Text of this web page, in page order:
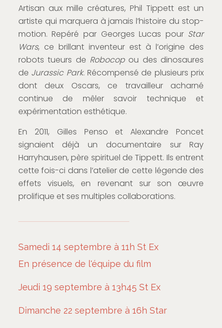
Artisan aux mille créatures, Phil Tippett est un
artiste qui marquera à jamais l’histoire du stop-
motion. Repéré par Georges Lucas pour Star
Wars, ce brillant inventeur est à l’origine des
robots tueurs de Robocop ou des dinosaures
de Jurassic Park. Récompensé de plusieurs prix
dont deux Oscars, ce travailleur acharné
continue de mêler savoir technique et
expérimentation esthétique.
En 2011, Gilles Penso et Alexandre Poncet
signaient déjà un documentaire sur Ray
Harryhausen, père spirituel de Tippett. Ils entrent
cette fois-ci dans l’atelier de cette légende des
effets visuels, en revenant sur son œuvre
prolifique et ses multiples collaborations.
Samedi 14 septembre à 11h St Ex
En présence de l'équipe du film
Jeudi 19 septembre à 13h45 St Ex
Dimanche 22 septembre à 16h Star